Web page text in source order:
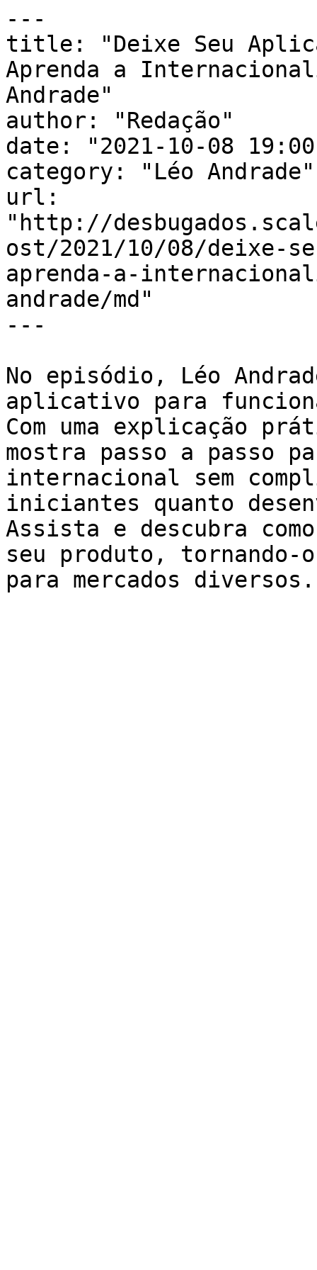
---
title: "Deixe Seu
Aprenda a
Andrade"
author: "Redação"
date: "2021-10-08
category: "Léo Andrade"
url:
"http://
ost/2021/10/08/deixe-
aprenda-a-
andrade/md"
---
No episódio, Léo
aplicativo para
Com uma explicação
mostra passo a passo
internacional sem
iniciantes quanto
Assista e descubra
seu produto, tornando-
para mercados diversos.